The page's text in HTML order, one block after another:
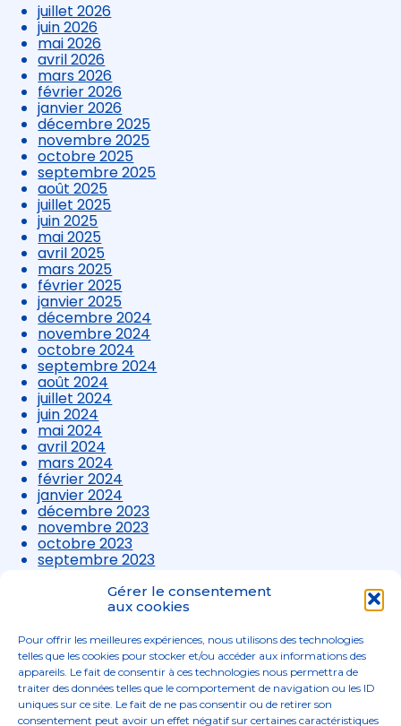
Gérer le consentement
aux cookies
Pour offrir les meilleures expériences, nous utilisons des technologies
telles que les cookies pour stocker et/ou accéder aux informations des
appareils. Le fait de consentir à ces technologies nous permettra de
traiter des données telles que le comportement de navigation ou les ID
uniques sur ce site. Le fait de ne pas consentir ou de retirer son
consentement peut avoir un effet négatif sur certaines caractéristiques
juillet 2026
juin 2026
mai 2026
avril 2026
mars 2026
février 2026
janvier 2026
décembre 2025
novembre 2025
octobre 2025
septembre 2025
août 2025
juillet 2025
juin 2025
mai 2025
avril 2025
mars 2025
février 2025
janvier 2025
décembre 2024
novembre 2024
octobre 2024
septembre 2024
août 2024
juillet 2024
juin 2024
mai 2024
avril 2024
mars 2024
février 2024
janvier 2024
décembre 2023
novembre 2023
octobre 2023
septembre 2023
août 2023
juillet 2023
avril 2023
mars 2023